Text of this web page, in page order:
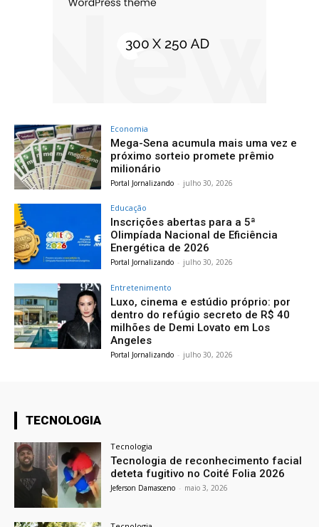
Economia
Mega-Sena acumula mais uma vez e
próximo sorteio promete prêmio
milionário
Portal Jornalizando - julho 30, 2026
Educação
Inscrições abertas para a 5ª
Olimpíada Nacional de Eficiência
Energética de 2026
Portal Jornalizando - julho 30, 2026
Entretenimento
Luxo, cinema e estúdio próprio: por
dentro do refúgio secreto de R$ 40
milhões de Demi Lovato em Los
Angeles
Portal Jornalizando - julho 30, 2026
TECNOLOGIA
Tecnologia
Tecnologia de reconhecimento facial
deteta fugitivo no Coité Folia 2026
Jeferson Damasceno - maio 3, 2026